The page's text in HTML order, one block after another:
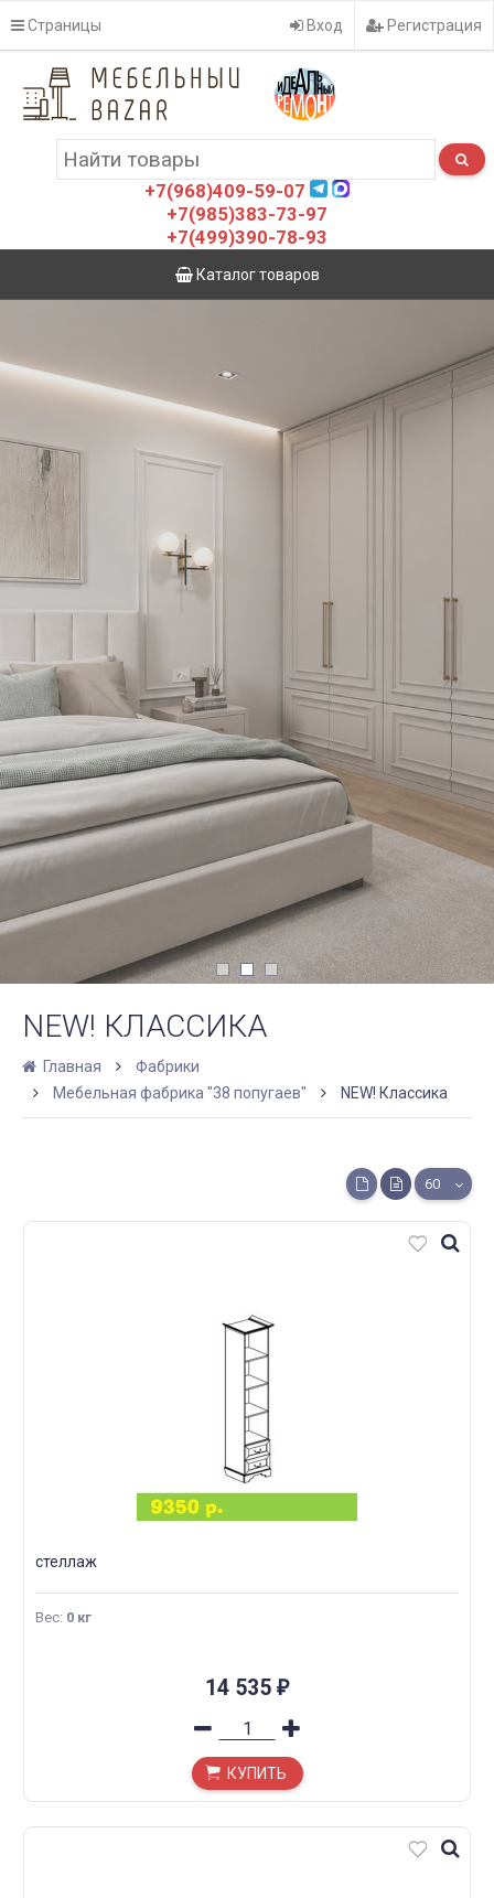
Страницы Вход Регистрация
+7(968)409-59-07
+7(985)383-73-97
+7(499)390-78-93
Каталог товаров
NEW! КЛАССИКА
Главная
Фабрики
Мебельная фабрика "38 попугаев"
NEW! Классика
60
стеллаж
Вес: 0 кг
14 535 ₽
КУПИТЬ